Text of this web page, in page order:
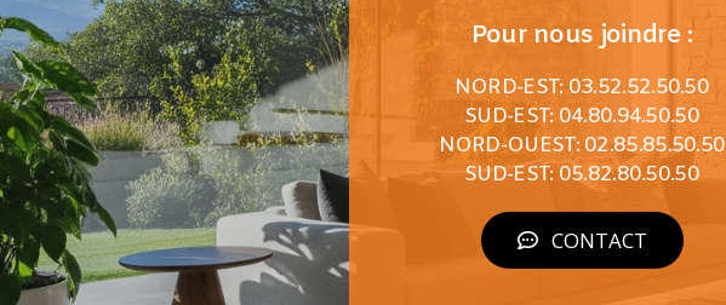
Pour nous joindre :
NORD-EST: 03.52.52.50.50
SUD-EST: 04.80.94.50.50
NORD-OUEST: 02.85.85.50.50
SUD-EST: 05.82.80.50.50
CONTACT